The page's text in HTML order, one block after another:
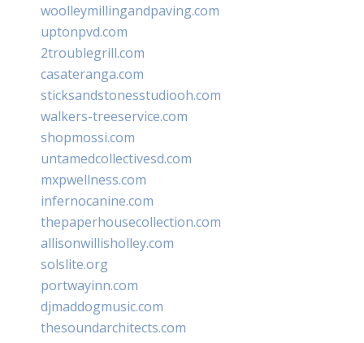
woolleymillingandpaving.com
uptonpvd.com
2troublegrill.com
casateranga.com
sticksandstonesstudiooh.com
walkers-treeservice.com
shopmossi.com
untamedcollectivesd.com
mxpwellness.com
infernocanine.com
thepaperhousecollection.com
allisonwillisholley.com
solslite.org
portwayinn.com
djmaddogmusic.com
thesoundarchitects.com